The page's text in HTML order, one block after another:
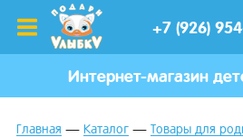
+7 (926)
Интернет-магазин
Главная Каталог
Товары для